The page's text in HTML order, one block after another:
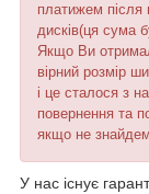
платижем після
дисків(ця сума
Якщо Ви
вірний розмір
і це сталося з
повернення та
якщо не
У нас існує